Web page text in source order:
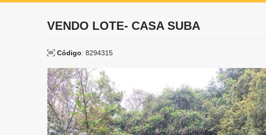
VENDO LOTE- CASA SUBA
Código: 8294315